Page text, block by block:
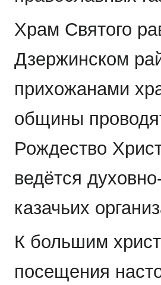
Храм Святого
Дзержинском
прихожанами
общины
Рождество
ведётся
казачьих
К большим
посещения